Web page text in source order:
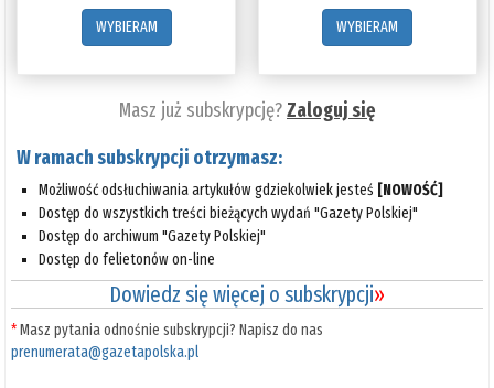
WYBIERAM
WYBIERAM
Masz już subskrypcję?Zaloguj się
W ramach subskrypcji otrzymasz:
Możliwość odsłuchiwania artykułów gdziekolwiek jesteś [NOWOŚĆ]
Dostęp do wszystkich treści bieżących wydań "Gazety Polskiej"
Dostęp do archiwum "Gazety Polskiej"
Dostęp do felietonów on-line
Dowiedz się więcej o subskrypcji»
*Masz pytania odnośnie subskrypcji? Napisz do nas
prenumerata@gazetapolska.pl